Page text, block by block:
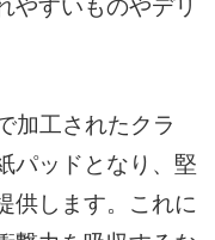
やすいものやデリ
加工されたクラ
パッドとなり、堅
供します。これに